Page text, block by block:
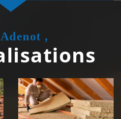
,
Isolation de
toiture 39
Jura